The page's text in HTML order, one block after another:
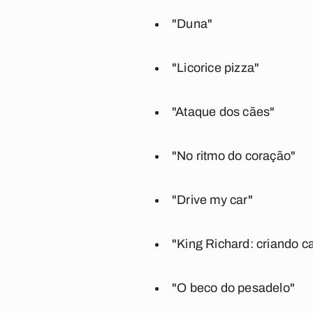
"Duna"
"Licorice pizza"
"Ataque dos cães"
"No ritmo do coração"
"Drive my car"
"King Richard: criando
"O beco do pesadelo"